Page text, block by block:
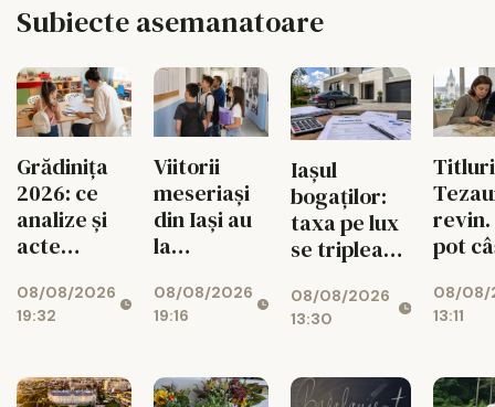
Subiecte asemanatoare
Grădinița
2026: ce
analize și
acte
pregătite
pentru
08/08/2026
19:32
Viitorii
meseriași
din Iași au
la
peste 900
de locuri
08/08/2026
19:16
Iașul
bogaților:
taxa pe lux
se triplează
și mașini
08/08/2026
13:30
revin.
pot
lei
08/08/
13:11